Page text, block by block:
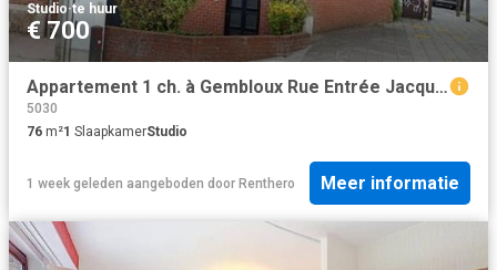
Studio·te huur
€ 700
Appartement 1 ch. à Gembloux Rue Entrée Jacques
5030
76 m²1 SlaapkamerStudio
1 week geleden aangeboden door Renthero Meer informatie